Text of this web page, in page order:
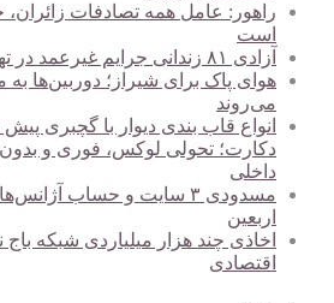
راهور: عامل همه تصادفات
است
آزادی ۸۱ زندانی جرایم غیرعمد در تهران همزمان با اربعین
هوای پاک برای شیراز؛ دوربین‌ها
می‌روند
انواع قاب بندی دیوار با گچبری
دکارت؛ تحولی لوکس، فوری و
داخلی
مسدودی ۳ سایت و حساب
اربعین
اخاذی چند هزار میلیاردی شبکه باج
اقتصادی